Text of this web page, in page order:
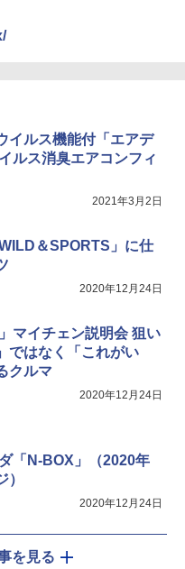
イルス機能付「エアデ
ルス消臭エアコンフィ
2021年3月2日
＆SPORTS」に仕
2020年12月24日
マイチェン説明会 狙い
ではなく「これがい
クルマ
2020年12月24日
「N-BOX」（2020年
2020年12月24日
を見る